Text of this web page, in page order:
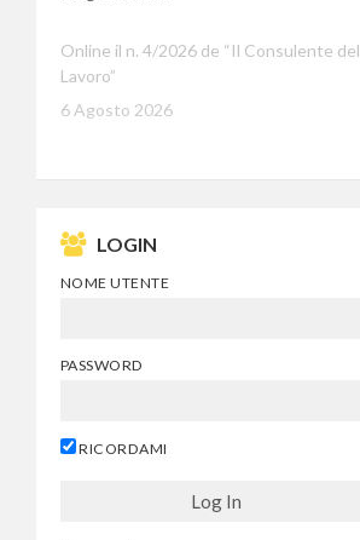
Online il n. 4/2026 de “Il Consulente del
Lavoro”
6 Agosto 2026
LOGIN
NOME UTENTE
PASSWORD
RICORDAMI